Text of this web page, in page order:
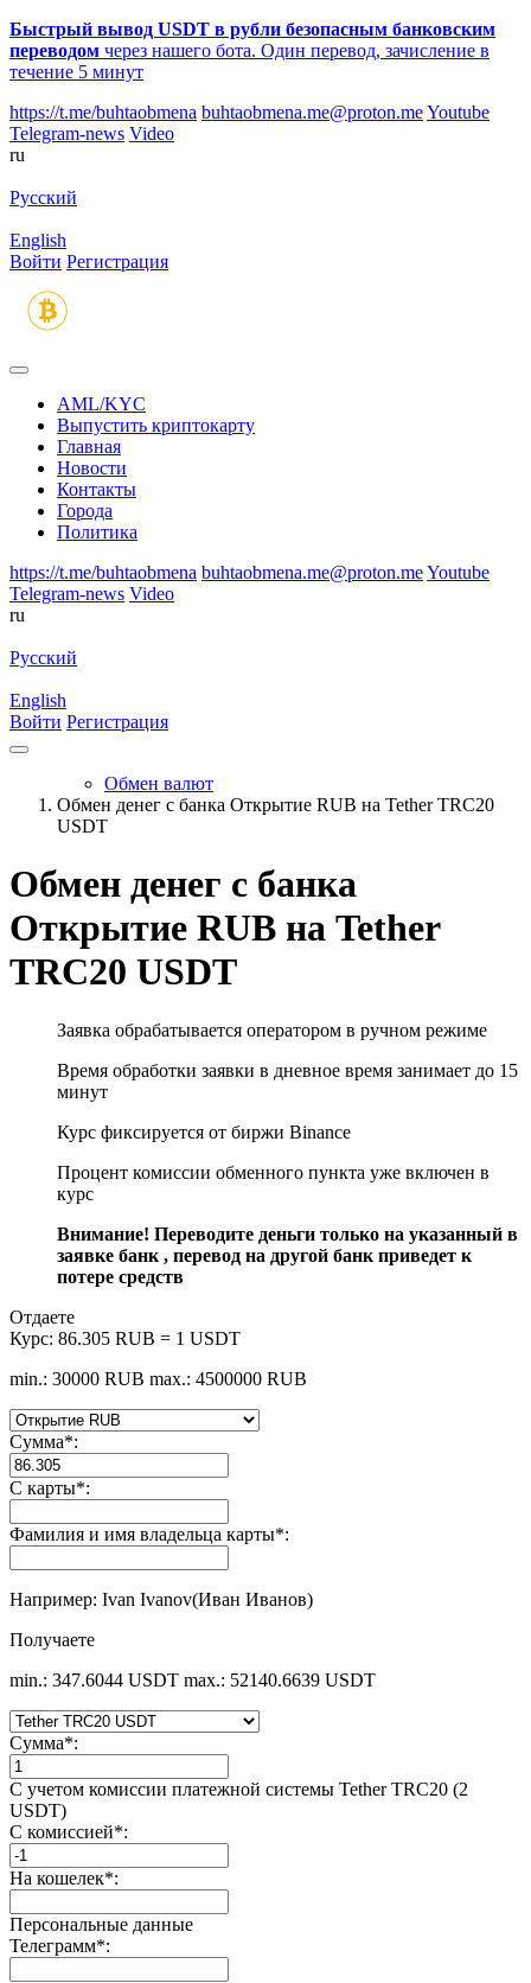
Быстрый вывод USDT в рубли безопасным банковским
переводом через нашего бота. Один перевод, зачисление в
течение 5 минут
https://t.me/buhtaobmena buhtaobmena.me@proton.meYoutube
Telegram-news Video
ru
Русский
English
Войти Регистрация
AML/KYC
Выпустить криптокарту
Главная
Новости
Контакты
Города
Политика
https://t.me/buhtaobmena buhtaobmena.me@proton.meYoutube
Telegram-news Video
ru
Русский
English
Войти Регистрация
Обмен валют
Обмен денег с банка Открытие RUB на Tether TRC20
USDT
Обмен денег с банка
Открытие RUB на Tether
TRC20 USDT
Заявка обрабатывается оператором в ручном режиме
Время обработки заявки в дневное время занимает до 15
минут
Курс фиксируется от биржи Binance
Процент комиссии обменного пункта уже включен в
курс
Внимание! Переводите деньги только на указанный в
заявке банк , перевод на другой банк приведет к
потере средств
Отдаете
Курс: 86.305 RUB = 1 USDT
min.: 30000 RUB max.: 4500000 RUB
Сумма*:
С карты*:
Фамилия и имя владельца карты*:
Например: Ivan Ivanov(Иван Иванов)
Получаете
min.: 347.6044 USDT max.: 52140.6639 USDT
Сумма*:
С учетом комиссии платежной системы Tether TRC20 (2
USDT)
С комиссией*:
На кошелек*:
Персональные данные
Телеграмм*: